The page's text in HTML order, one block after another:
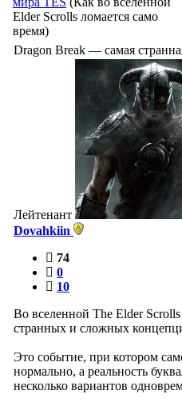
Elder Scrolls ломается само
время)
Dragon Break — самая
Лейтенант
Dovahkiin
74
0
10
Во вселенной The Elder
странных и сложных
Это событие, при котором
нормально, а реальность
несколько вариантов